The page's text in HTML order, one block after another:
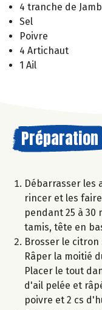
4 tranche de
Sel
Poivre
4 Artichaut
1 Ail
Préparation
Débarrasser les
rincer et les
pendant 25 à 30
tamis, tête en
Brosser le citron
Râper la moitié
Placer le tout
d'ail pelée et
poivre et 2 cs